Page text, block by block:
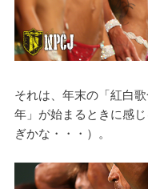
それは、年末の「紅白
年」が始まるときに感
ぎかな・・・）。